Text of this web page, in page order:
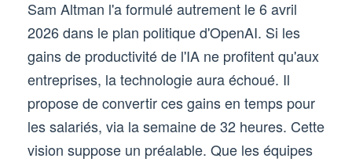
Sam Altman l'a formulé autrement le 6 avril
2026 dans le plan politique d'OpenAI. Si les
gains de productivité de l'IA ne profitent qu'aux
entreprises, la technologie aura échoué. Il
propose de convertir ces gains en temps pour
les salariés, via la semaine de 32 heures. Cette
vision suppose un préalable. Que les équipes